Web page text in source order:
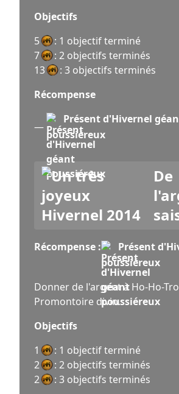
Objectifs
5
: 1 objectif terminé
7
: 2 objectifs terminés
13
: 3 objectifs terminés
Récompense
—
Présent d'Hivernel
poussiéreux
De
Récompense :
Présent
poussiéreux
Donner de l'argent à Ho-Ho-
Promontoire divin.
Objectifs
1
: 1 objectif terminé
2
: 2 objectifs terminés
2
: 3 objectifs terminés